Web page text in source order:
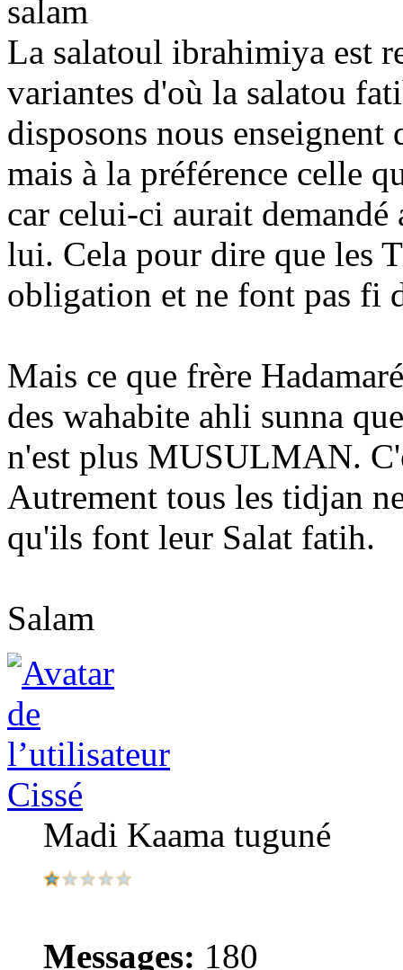
salam
La salatoul ibrahimiya est
variantes d'où la salatou
disposons nous
mais à la préférence celle
car celui-ci aurait demandé
lui. Cela pour dire que les
obligation et ne font pas fi
Mais ce que frère
des wahabite ahli sunna
n'est plus MUSULMAN.
Autrement tous les tidjan
qu'ils font leur Salat fatih.
Salam
Cissé
Madi Kaama tuguné
Messages: 180